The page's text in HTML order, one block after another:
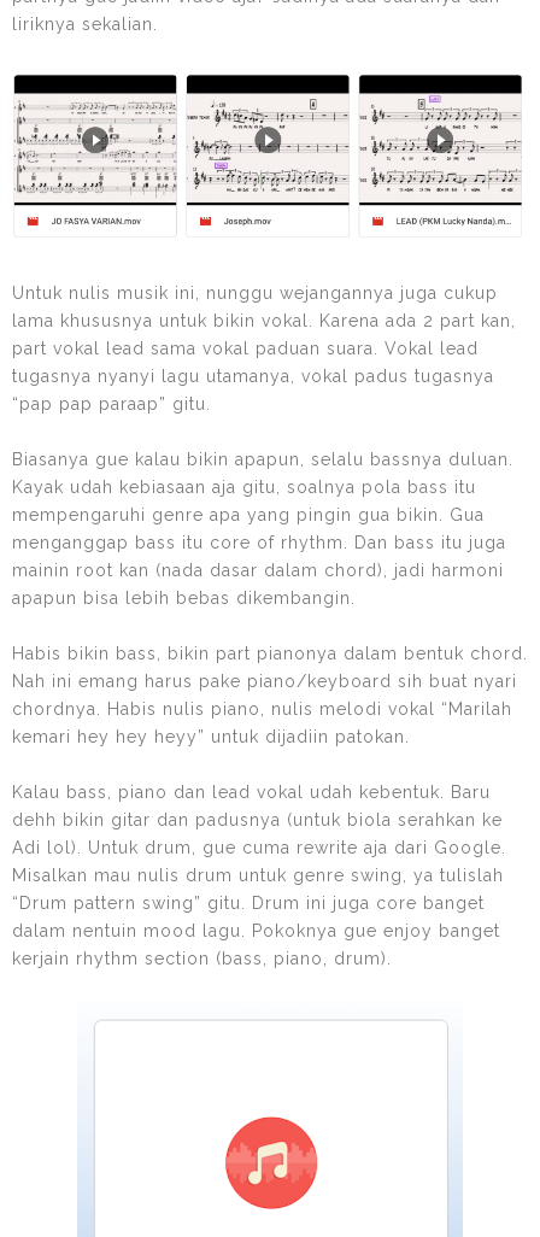
liriknya sekalian.
Untuk nulis musik ini, nunggu wejangannya juga cukup
lama khususnya untuk bikin vokal. Karena ada 2 part kan,
part vokal lead sama vokal paduan suara. Vokal lead
tugasnya nyanyi lagu utamanya, vokal padus tugasnya
“pap pap paraap” gitu.
Biasanya gue kalau bikin apapun, selalu bassnya duluan.
Kayak udah kebiasaan aja gitu, soalnya pola bass itu
mempengaruhi genre apa yang pingin gua bikin. Gua
menganggap bass itu core of rhythm. Dan bass itu juga
mainin root kan (nada dasar dalam chord), jadi harmoni
apapun bisa lebih bebas dikembangin.
Habis bikin bass, bikin part pianonya dalam bentuk chord.
Nah ini emang harus pake piano/keyboard sih buat nyari
chordnya. Habis nulis piano, nulis melodi vokal “Marilah
kemari hey hey heyy” untuk dijadiin patokan.
Kalau bass, piano dan lead vokal udah kebentuk. Baru
dehh bikin gitar dan padusnya (untuk biola serahkan ke
Adi lol). Untuk drum, gue cuma rewrite aja dari Google.
Misalkan mau nulis drum untuk genre swing, ya tulislah
“Drum pattern swing” gitu. Drum ini juga core banget
dalam nentuin mood lagu. Pokoknya gue enjoy banget
kerjain rhythm section (bass, piano, drum).